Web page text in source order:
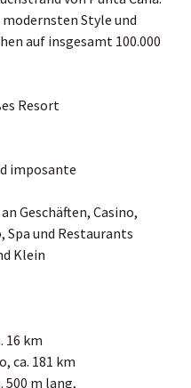
Style und
auf insgesamt 100.000
Resort
imposante
Geschäften, Casino,
Spa und Restaurants
Klein
16 km
ca. 181 km
500 m lang,